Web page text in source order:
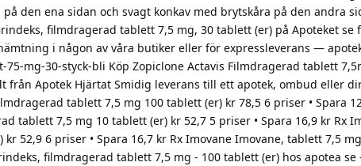
den ena sidan och svagt konkav med brytskåra på den andra
filmdragerad tablett 7,5 mg, 30 tablett (er) på Apoteket se
i någon av våra butiker eller för expressleverans —
mg-30-styck-bli Köp Zopiclone Actavis Filmdragerad tablett
från Apotek Hjärtat Smidig leverans till ett apotek, ombud eller
tablett 7,5 mg 100 tablett (er) kr 78,5 6 priser • Spara
tablett 7,5 mg 10 tablett (er) kr 52,7 5 priser • Spara 16,9 kr Rx
52,9 6 priser • Spara 16,7 kr Rx Imovane Imovane, tablett 7,5
filmdragerad tablett 7,5 mg - 100 tablett (er) hos apotea se